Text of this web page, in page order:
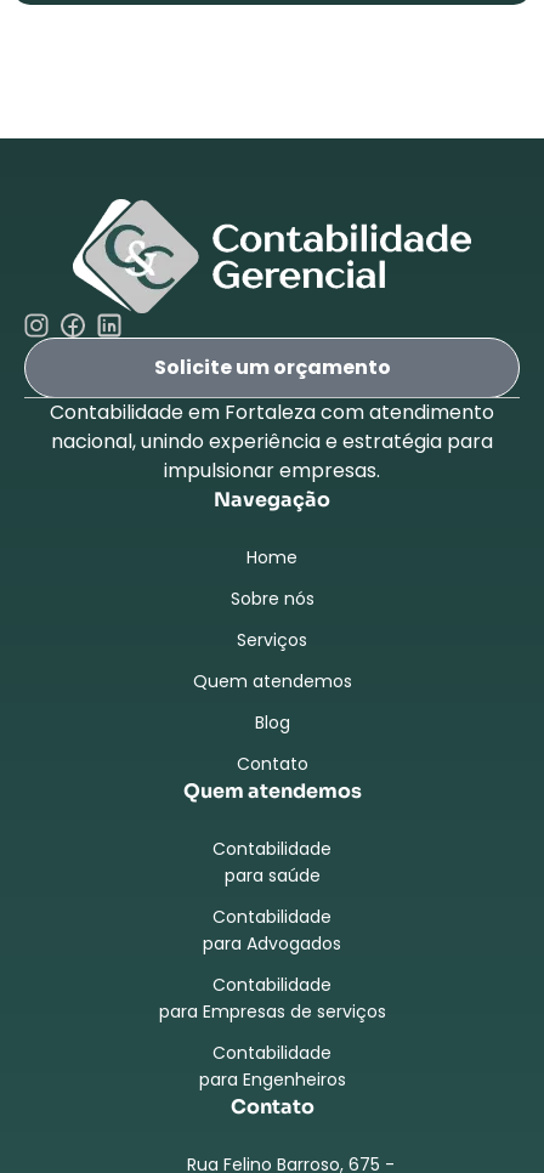
Solicite um orçamento
Contabilidade em Fortaleza com atendimento
nacional, unindo experiência e estratégia para
impulsionar empresas.
Navegação
Home
Sobre nós
Serviços
Quem atendemos
Blog
Contato
Quem atendemos
Contabilidade
para saúde
Contabilidade
para Advogados
Contabilidade
para Empresas de serviços
Contabilidade
para Engenheiros
Contato
Rua Felino Barroso, 675 -